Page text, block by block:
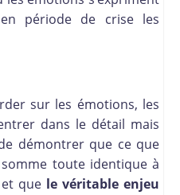
période de crise les
sur les émotions, les
dans le détail mais
démontrer que ce que
toute identique à
que le véritable enjeu